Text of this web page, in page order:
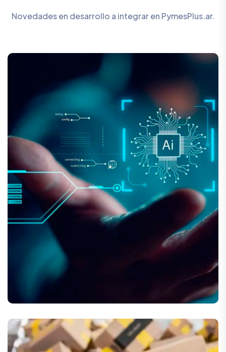
Novedades en desarrollo a integrar en PymesPlus.ar.